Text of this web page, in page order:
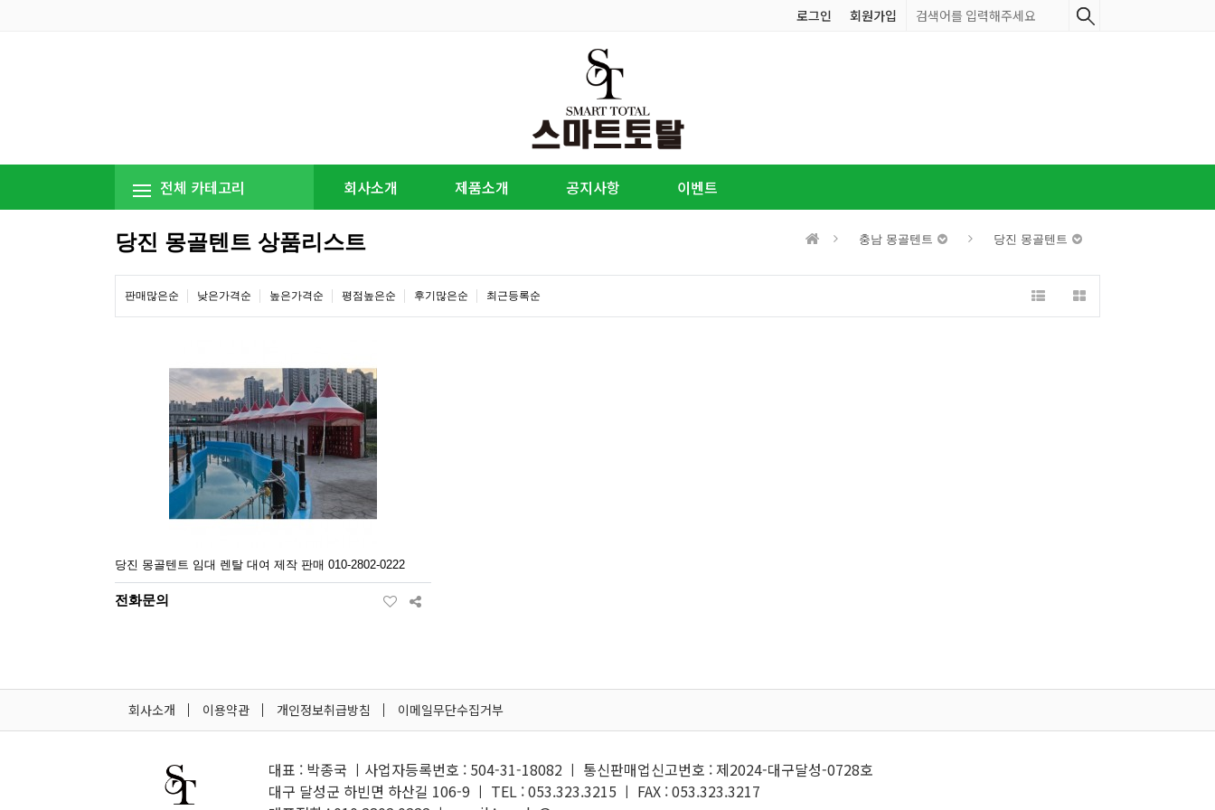
로그인 회원가입
전체 카테고리 회사소개 제품소개 공지사항 이벤트
당진 몽골텐트 상품리스트 충남 몽골텐트 당진 몽골텐트
판매많은순 낮은가격순 높은가격순 평점높은순 후기많은순 최근등록순
당진 몽골텐트 임대 렌탈 대여 제작 판매 010-2802-0222
전화문의
회사소개 이용약관 개인정보취급방침 이메일무단수집거부
대표 : 박종국 ㅣ사업자등록번호 : 504-31-18082 ㅣ 통신판매업신고번호 : 제2024-대구달성-0728호
대구 달성군 하빈면 하산길 106-9 ㅣ TEL : 053.323.3215 ㅣ FAX : 053.323.3217